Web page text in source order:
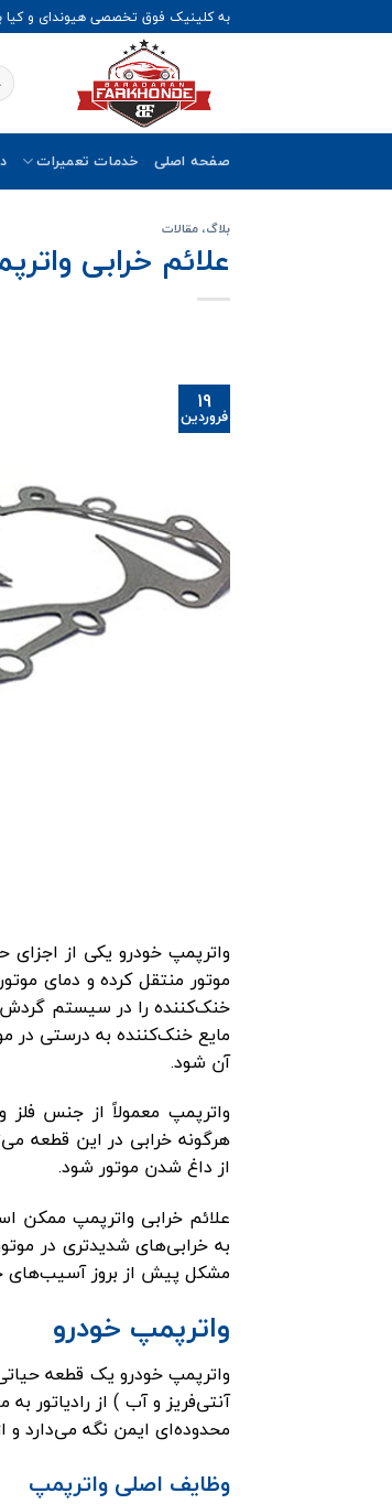
to
به کلینیک فوق تخصصی هیوندای و کیا
صفحه اصلی خدمات تعمیرات
بلاگ، مقالات
علائم خرابی
19
فروردین
واترپمپ خودرو یکی از
موتور منتقل کرده و دمای
خنک‌کننده را در سیستم
مایع خنک‌کننده به درستی در
آن شود.
واترپمپ معمولاً از جنس
هرگونه خرابی در این قطعه
از داغ شدن موتور شود.
علائم خرابی واترپمپ ممکن
به خرابی‌های شدیدتری در
مشکل پیش از بروز آسیب‌های
واترپمپ خودرو
واترپمپ خودرو یک قطعه
آنتی‌فریز و آب ) از رادیاتور
محدوده‌ای ایمن نگه می‌دارد
وظایف اصلی واترپمپ